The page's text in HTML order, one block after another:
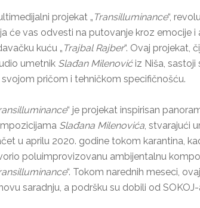
projekat „ Transilluminance“,
će vas odvesti na putovanje kroz emocije
kuću „ Trajbal Rajber“. Ovaj projekat,
umetnik Slađan Milenovićiz Niša, sastoji
svojom pričom i tehničkom specifičnošću.
“ je projekat inspirisan
Slađana Milenovića, stvarajući
u aprilu 2020. godine tokom karantina,
poluimprovizovanu ambijentalnu
“. Tokom narednih meseci,
saradnju, a podršku su dobili od